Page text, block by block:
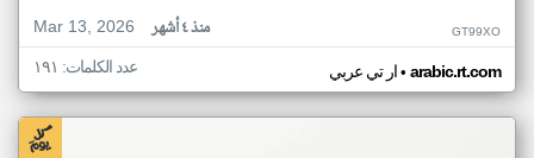
Mar 13, 2026
منذ ٤ أشهر GT99XO
ار تي عربي• arabic.rt.com عدد الكلمات: ١٩١